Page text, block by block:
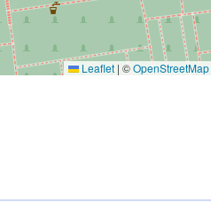
Leaflet | ©OpenStreetMap